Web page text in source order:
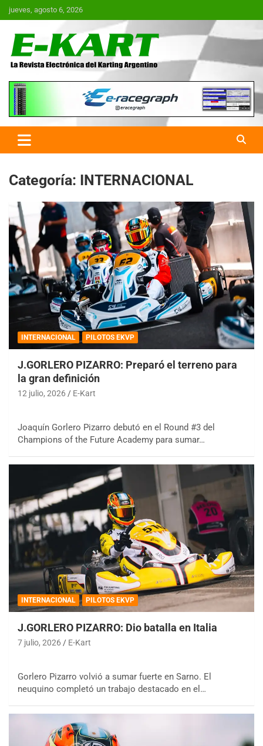
Saltar
al
jueves, agosto 6, 2026
E-Kart.com.ar | La Revista
Electrónica del Karting en
Argentina
Categoría: INTERNACIONAL
INTERNACIONAL PILOTOS EKVP
J.GORLERO PIZARRO: Preparó el terreno para
la gran definición
12 julio, 2026 E-Kart
Joaquín Gorlero Pizarro debutó en el Round #3 del
Champions of the Future Academy para sumar…
INTERNACIONAL PILOTOS EKVP
J.GORLERO PIZARRO: Dio batalla en Italia
7 julio, 2026 E-Kart
Gorlero Pizarro volvió a sumar fuerte en Sarno. El
neuquino completó un trabajo destacado en el…